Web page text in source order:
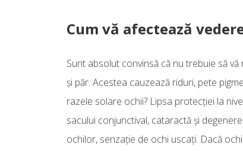
Cum vă afectează
Sunt absolut convinsă că nu trebuie să
şi păr. Acestea cauzează riduri, pete
razele solare ochii? Lipsa protecţiei la
sacului conjunctival, cataractă şi
ochilor, senzaţie de ochi uscaţi. Dacă